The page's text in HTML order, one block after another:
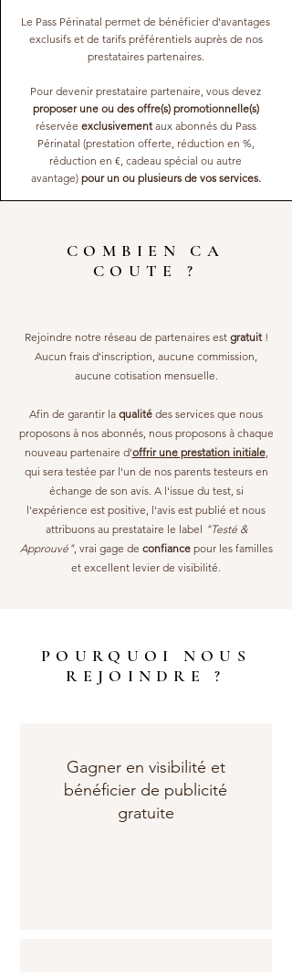
Le Pass Périnatal permet de bénéficier d'avantages
exclusifs et de tarifs préférentiels auprès de nos
prestataires partenaires.
Pour devenir prestataire partenaire, vous devez
proposer une ou des offre(s) promotionnelle(s)
réservée exclusivementaux abonnés du Pass
Périnatal (prestation offerte, réduction en %,
réduction en €, cadeau spécial ou autre
avantage)pour un ou plusieurs de vos services.
COMBIEN CA
COUTE ?
Rejoindre notre réseau de partenaires estgratuit !
Aucun frais d'inscription, aucune commission,
aucune cotisation mensuelle.
Afin de garantir la qualité des services que nous
proposons à nos abonnés, nous proposons à chaque
nouveau partenaire d'offrir une prestation initiale,
qui sera testée par l'un de nos parents testeurs en
échange de son avis. A l'issue du test, si
l'expérience est positive, l'avis est publié et nous
attribuons au prestataire le label "Testé &
Approuvé", vrai gage de confiance pour les familles
et excellent levier de visibilité.
POURQUOI NOUS
REJOINDRE ?
Gagner en visibilité et
bénéficier de publicité
gratuite